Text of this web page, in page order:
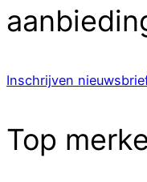
Inschrijven
Top